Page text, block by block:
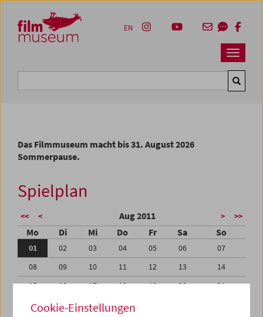
Zum Inhalt
Zum Hauptmenü
Zur Servicenavigation
Zum Suche
Navbar
EN
Das Filmmuseum macht bis 31. August 2026
Sommerpause.
Spielplan
<< < Aug 2011 > >>
Mo Di Mi Do Fr Sa So
01 02 03 04 05 06
07
08
09 10 11 12 13
14
15
16 17 18 19 20
21
22
23 24 25
Cookie-Einstellungen